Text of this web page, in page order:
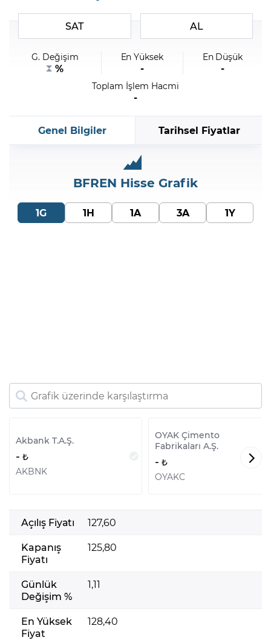
Şifremi Unuttum
SAT AL
G. Değişim
%
En Yüksek
-
En Düşük
-
Toplam İşlem Hacmi
-
Genel Bilgiler Tarihsel Fiyatlar
BFREN Hisse Grafik
1G 1H 1A 3A 1Y
Akbank T.A.Ş.
-
AKBNK
OYAK Çimento
Fabrikaları A.Ş.
-
OYAKC
Açılış Fiyatı
127,60
Kapanış
Fiyatı
125,80
Günlük
Değişim %
1,11
En Yüksek
Fiyat
128,40